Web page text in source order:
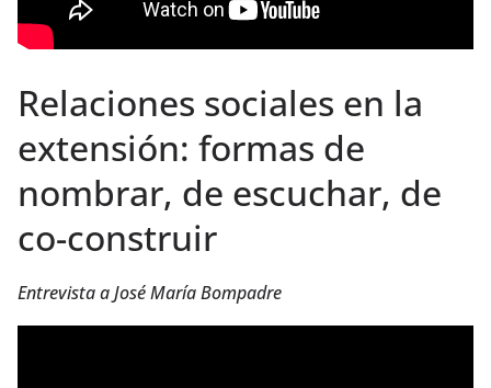
Relaciones sociales en la
extensión: formas de
nombrar, de escuchar, de
co-construir
Entrevista a José María Bompadre